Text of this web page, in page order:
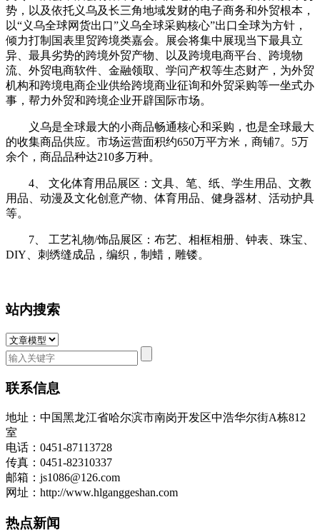
势，以及依托义乌及长三角地域发财的电子商务和外贸根本，
以“义乌全球网货出口”义乌全球采购核心”出口全球为方针，
倾力打制国表里贸跨境类嘉会。展会将集中展现当下最具立
异、最具劣势的跨境外贸产物、以及跨境电商平台、跨境物
流、外贸电商软件、金融领取、学问产权等生态财产，为外贸
机构和跨境电商企业供给跨境商业征询和外贸采购等一坐式办
事，帮力外贸和跨境企业开辟国际市场。
义乌是全球最大的小商品畅通核心和采购，也是全球最大
的收集商品供应。市场运营面积约650万平方米，商铺7。5万
余个，商品品种达210多万种。
4、 文化体育用品展区：文具、笔、纸、学生用品、文教
用品、动漫及文化创意产物、体育用品、健身器材、活动护具
等。
7、 工艺礼物/饰品展区：布艺、相框相册、钟表、珠宝、
DIY、刺绣缝成品，编织，制蜡，雕镂。
站内搜索
联系信息
地址：中国黑龙江省哈尔滨市南岗开发区中浩华尔街A栋812
室
电话：0451-87113728
传真：0451-82310337
邮箱：js1086@126.com
网址：http://www.hlganggeshan.com
热点新闻